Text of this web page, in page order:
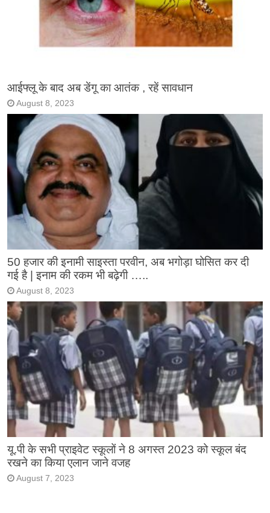
आईफ्लू के बाद अब डेंगू का आतंक , रहें सावधान
August 8, 2023
50 हजार की इनामी साइस्ता परवीन, अब भगोड़ा घोसित कर दी
गई है | इनाम की रकम भी बढ़ेगी …..
August 8, 2023
यू.पी के सभी प्राइवेट स्कूलों ने 8 अगस्त 2023 को स्कूल बंद
रखने का किया एलान जाने वजह
August 7, 2023